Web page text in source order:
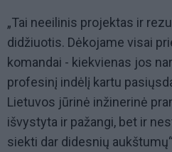
„Tai neeilinis projektas ir
didžiuotis. Dėkojame visai
komandai - kiekvienas jos
profesinį indėlį kartu
Lietuvos jūrinė inžinerinė
išvystyta ir pažangi, bet ir
siekti dar didesnių